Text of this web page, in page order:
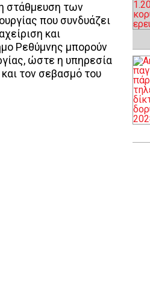
στάθμευση των
που συνδυάζει
και
Ρεθύμνης μπορούν
ώστε η υπηρεσία
τον σεβασμό του